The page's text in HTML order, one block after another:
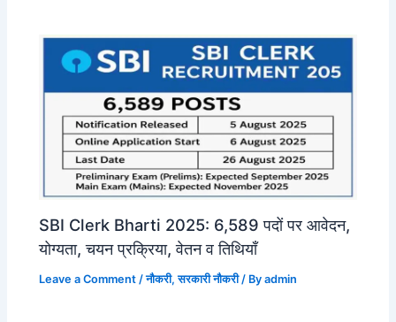
SBI Clerk Bharti 2025: 6,589 पदों पर आवेदन,
योग्यता, चयन प्रक्रिया, वेतन व तिथियाँ
Leave a Comment /नौकरी,सरकारी नौकरी/ Byadmin